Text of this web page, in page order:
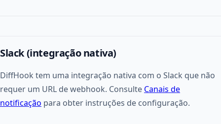
Slack (integração nativa)
DiffHook tem uma integração nativa com o Slack que não
requer um URL de webhook. Consulte Canais de
notificação para obter instruções de configuração.